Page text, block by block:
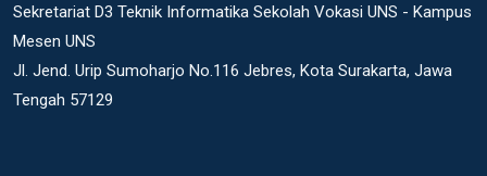
Sekretariat D3 Teknik Informatika Sekolah Vokasi UNS - Kampus
Mesen UNS
Jl. Jend. Urip Sumoharjo No.116 Jebres, Kota Surakarta, Jawa
Tengah 57129